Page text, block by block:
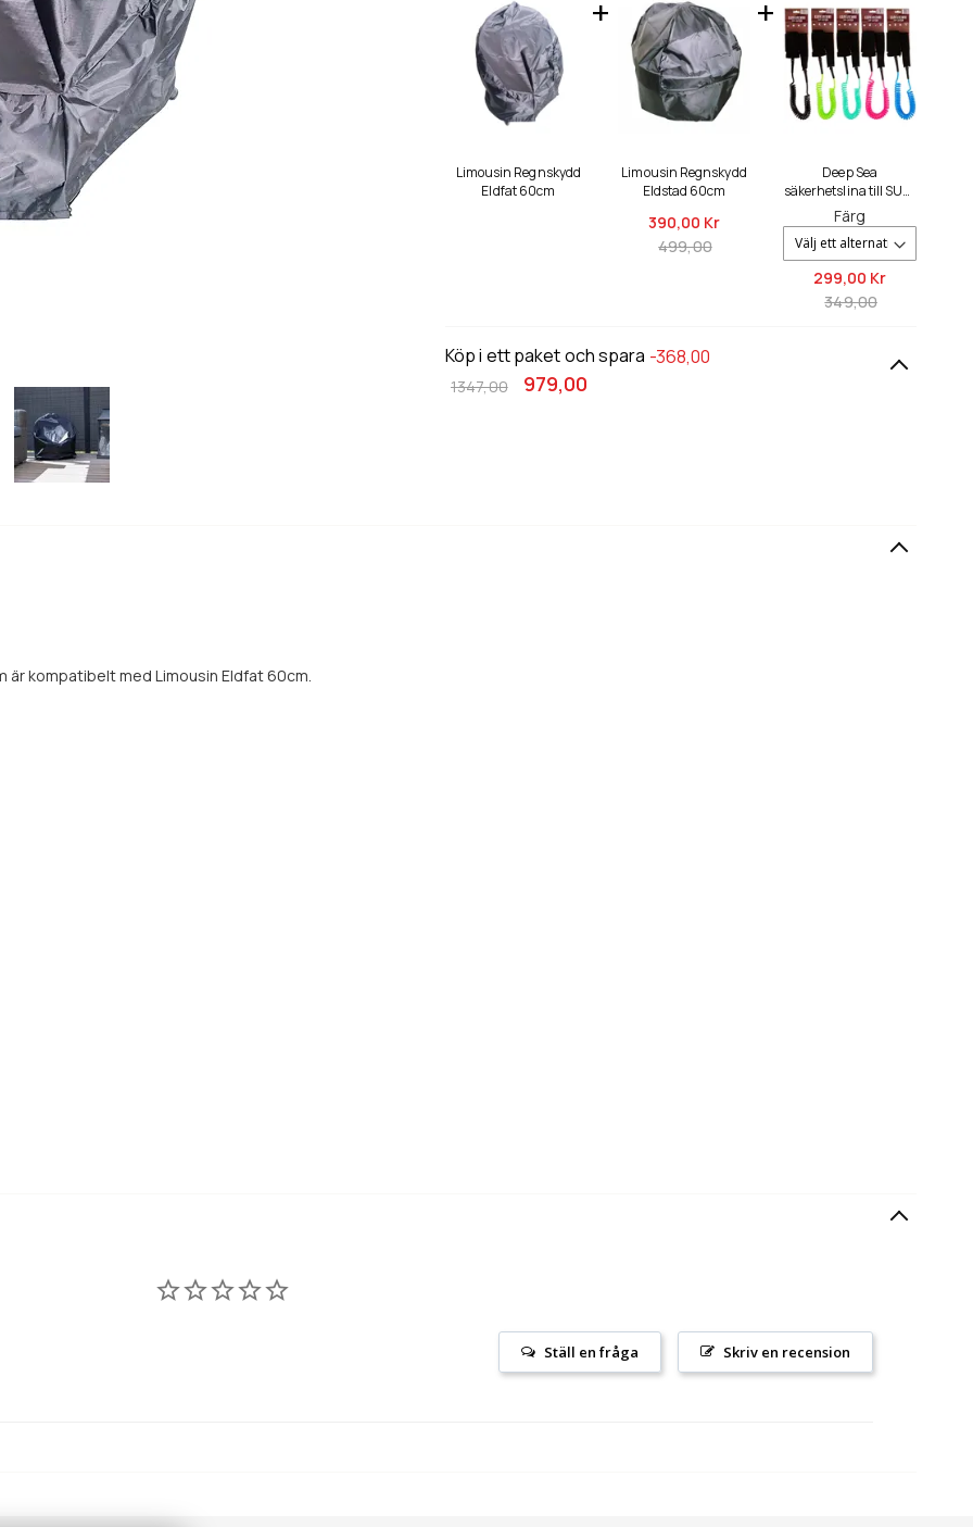
Limousin Regnskydd
Eldfat 60cm
Limousin Regnskydd
Eldstad 60cm
390,00 Kr
499,00
Deep Sea
säkerhetslina till SUP-
brädan
Färg
299,00 Kr
349,00
Köp i ett paket och spara -368,00
979,00
1347,00
kompatibelt med Limousin Eldfat 60cm.
Skriv en recension
Ställ en fråga